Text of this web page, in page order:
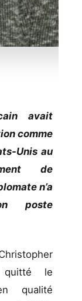
avait
comme
Unis au
de
n’a
poste
quitté le
qualité